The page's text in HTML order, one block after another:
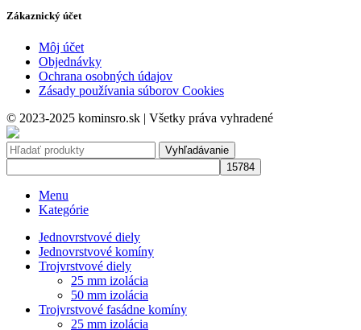
Zákaznický účet
Môj účet
Objednávky
Ochrana osobných údajov
Zásady používania súborov Cookies
© 2023-2025 kominsro.sk | Všetky práva vyhradené
Vyhľadávanie
Menu
Kategórie
Jednovrstvové diely
Jednovrstvové komíny
Trojvrstvové diely
25 mm izolácia
50 mm izolácia
Trojvrstvové fasádne komíny
25 mm izolácia